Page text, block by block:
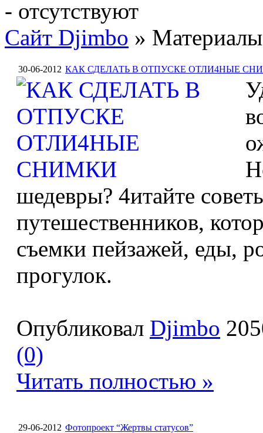
- отсутствуют
Сайт Djimbo »
30-06-2012 КАК СДЕЛАТЬ В ОТПУСКЕ ОТЛИ4НЫЕ
шедевры? 4итайте
путешественников,
съемки пейзажей, еды,
прогулок.
Опубликовал Djimbo
(0)
Читать полностью »
29-06-2012 Фотопроект “Жертвы статусов”